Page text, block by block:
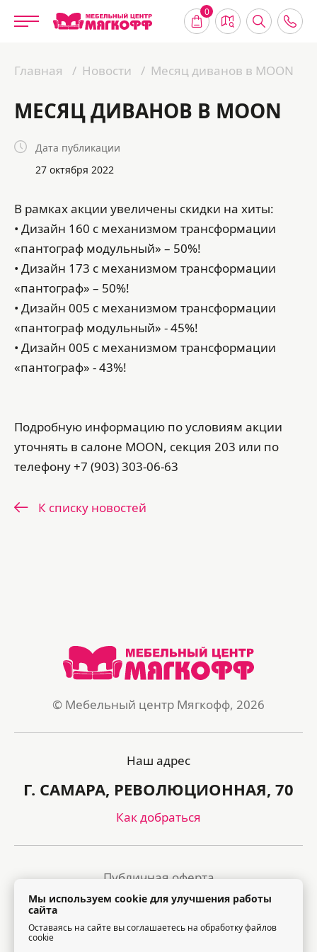
0
Главная Новости Месяц диванов в MOON
МЕСЯЦ ДИВАНОВ В MOON
Дата публикации
27 октября 2022
В рамках акции увеличены скидки на хиты:
• Дизайн 160 с механизмом трансформации
«пантограф модульный» – 50%!
• Дизайн 173 с механизмом трансформации
«пантограф» – 50%!
• Дизайн 005 с механизмом трансформации
«пантограф модульный» - 45%!
• Дизайн 005 с механизмом трансформации
«пантограф» - 43%!
Подробную информацию по условиям акции
уточнять в салоне MOON, секция 203 или по
телефону +7 (903) 303-06-63
К списку новостей
© Мебельный центр Мягкофф, 2026
Наш адрес
Г. САМАРА, РЕВОЛЮЦИОННАЯ, 70
Как добраться
Публичная оферта
Политика обработки персональных данных
Правила посещения торгового центра
Мы используем cookie для улучшения работы
сайта
Оставаясь на сайте вы соглашаетесь на обработку файлов
cookie